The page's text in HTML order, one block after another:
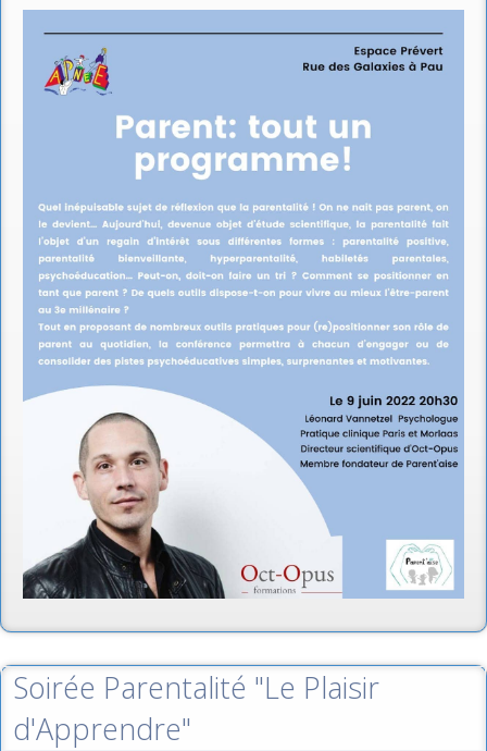
Soirée Parentalité "Le Plaisir
d'Apprendre"